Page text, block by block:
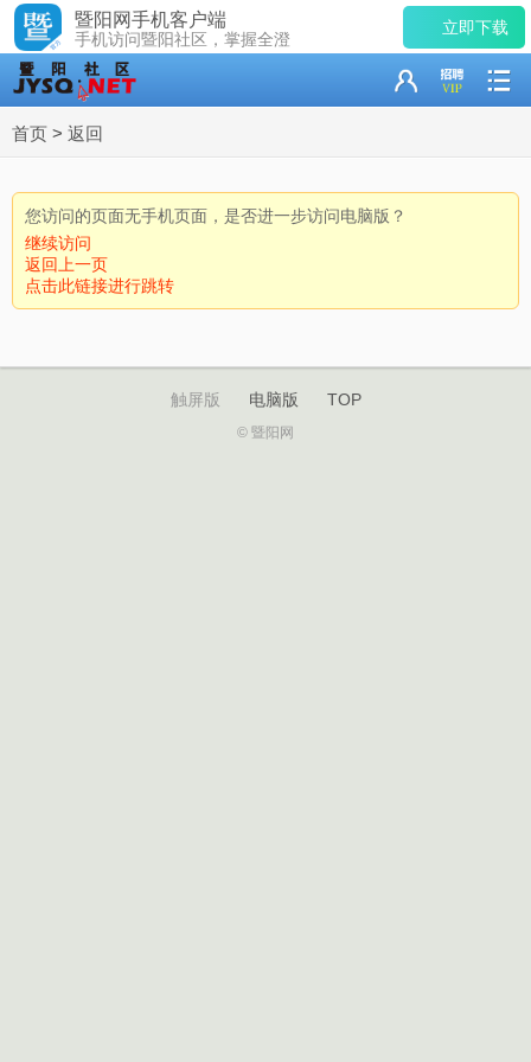
暨阳网手机客户端
手机访问暨阳社区，掌握全澄
立即下载
首页 > 返回
您访问的页面无手机页面，是否进一步访问电脑版？
继续访问
返回上一页
点击此链接进行跳转
触屏版 电脑版 TOP
© 暨阳网